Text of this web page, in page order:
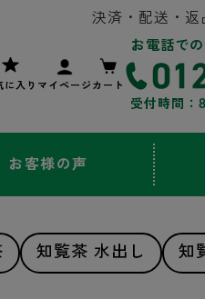
決済・配送・返
に入り マイページ カート
お電話で
受付時間：
お客様の声
知覧茶 水出し 知